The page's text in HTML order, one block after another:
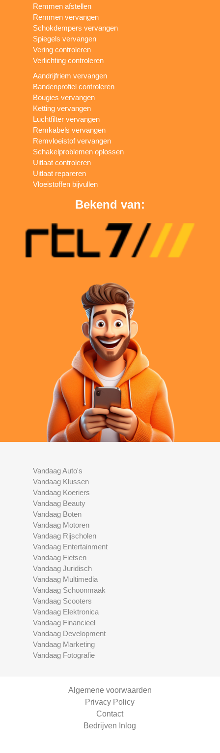
Remmen afstellen
Remmen vervangen
Schokdempers vervangen
Spiegels vervangen
Vering controleren
Verlichting controleren
Aandrijfriem vervangen
Bandenprofiel controleren
Bougies vervangen
Ketting vervangen
Luchtfilter vervangen
Remkabels vervangen
Remvloeistof vervangen
Schakelproblemen oplossen
Uitlaat controleren
Uitlaat repareren
Vloeistoffen bijvullen
Bekend van:
Vandaag Auto's
Vandaag Klussen
Vandaag Koeriers
Vandaag Beauty
Vandaag Boten
Vandaag Motoren
Vandaag Rijscholen
Vandaag Entertainment
Vandaag Fietsen
Vandaag Juridisch
Vandaag Multimedia
Vandaag Schoonmaak
Vandaag Scooters
Vandaag Elektronica
Vandaag Financieel
Vandaag Development
Vandaag Marketing
Vandaag Fotografie
Algemene voorwaarden
Privacy Policy
Contact
Bedrijven Inlog